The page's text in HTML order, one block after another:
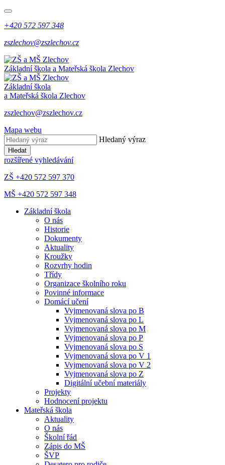
+420 572 597 348
zszlechov@zszlechov.cz
Základní škola a Mateřská škola Zlechov
Základní škola
a Mateřská škola Zlechov
zszlechov@zszlechov.cz
Mapa webu
Hledaný výraz
Hledat
rozšířené vyhledávání
ZŠ +420 572 597 370
MŠ +420 572 597 348
Základní škola
O nás
Historie
Dokumenty
Aktuality
Kroužky
Rozvrhy hodin
Třídy
Organizace školního roku
Povinné informace
Domácí učení
Vyjmenovaná slova po B
Vyjmenovaná slova po L
Vyjmenovaná slova po M
Vyjmenovaná slova po P
Vyjmenovaná slova po S
Vyjmenovaná slova po V 1
Vyjmenovaná slova po V 2
Vyjmenovaná slova po Z
Digitální učební materiály
Projekty
Hodnocení projektu
Mateřská škola
Aktuality
O nás
Školní řád
Zápis do MŠ
ŠVP